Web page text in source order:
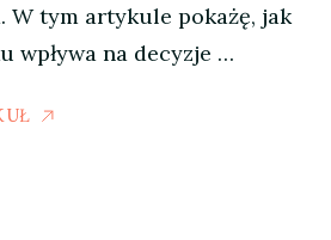
W tym artykule pokażę, jak
wpływa na decyzje …